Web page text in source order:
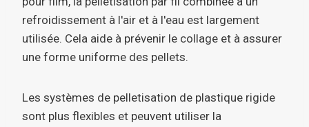
refroidissement à l'air et à l'eau est largement
utilisée. Cela aide à prévenir le collage et à assurer
une forme uniforme des pellets.
Les systèmes de pelletisation de plastique rigide
sont plus flexibles et peuvent utiliser la